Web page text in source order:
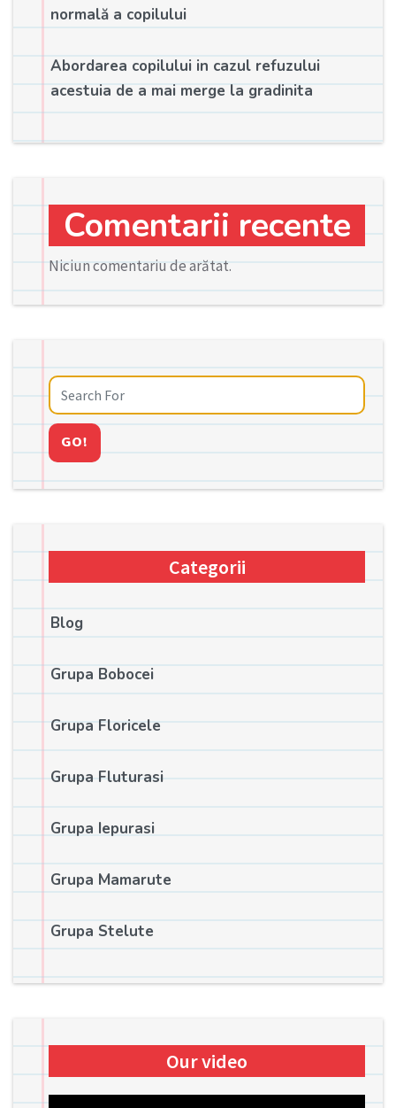
normală a copilului
Abordarea copilului in cazul refuzului
acestuia de a mai merge la gradinita
Comentarii recente
Niciun comentariu de arătat.
GO!
Categorii
Blog
Grupa Bobocei
Grupa Floricele
Grupa Fluturasi
Grupa Iepurasi
Grupa Mamarute
Grupa Stelute
Our video